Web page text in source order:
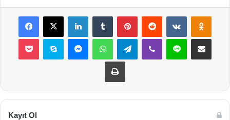
Facebook
X LinkedInTumblr PinterestReddit VKontakte
Pocket Skype MessengerWhatsAppTelegramViber Line E-Posta ile
Yazdır
Kayıt Ol